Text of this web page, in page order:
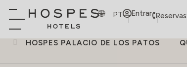
PT Entrar
HOSPES PALACIO DE LOS PATOS